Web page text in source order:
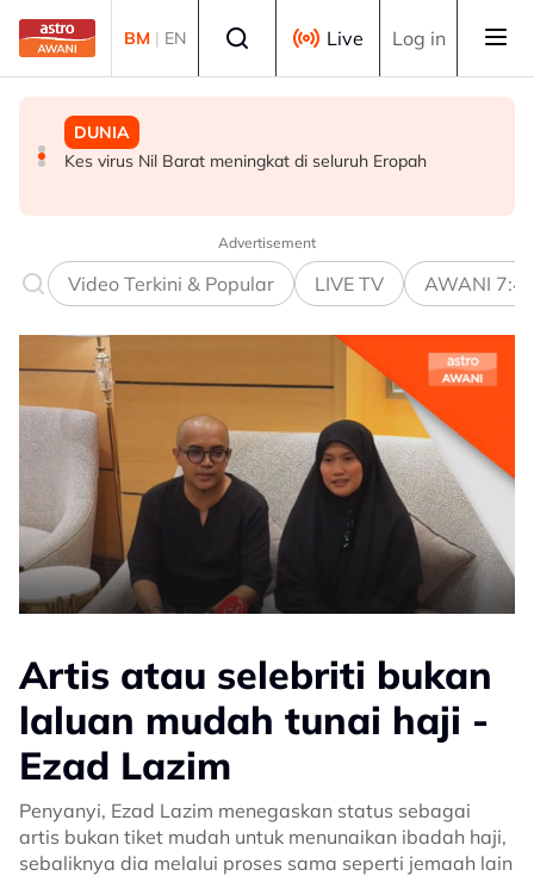
Skip to main content
BM | EN Live Log in
MALAYSIA
Ancaman penipuan digital kian serius, kerugian hampir
DUNIA
Kes virus Nil Barat meningkat di seluruh Eropah
POLITIK
Lima Ahli Parlimen PKR kecewa MyKHAS Parlimen
Advertisement
Video Terkini & Popular LIVE TV AWANI
Artis atau selebriti bukan
laluan mudah tunai haji -
Ezad Lazim
Penyanyi, Ezad Lazim menegaskan status sebagai
artis bukan tiket mudah untuk menunaikan ibadah haji,
sebaliknya dia melalui proses sama seperti jemaah lain